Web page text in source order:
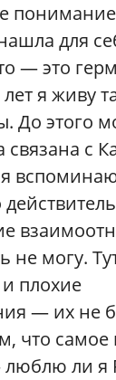
для
— это
я живу
До этого
с
я
не могу.
плохие
— их не
что
ли я